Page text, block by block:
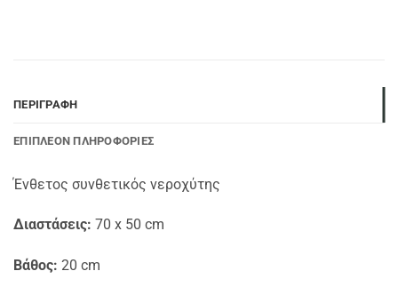
ΠΕΡΙΓΡΑΦΉ
ΕΠΙΠΛΈΟΝ ΠΛΗΡΟΦΟΡΊΕΣ
Ένθετος συνθετικός νεροχύτης
Διαστάσεις: 70 x 50 cm
Βάθος: 20 cm